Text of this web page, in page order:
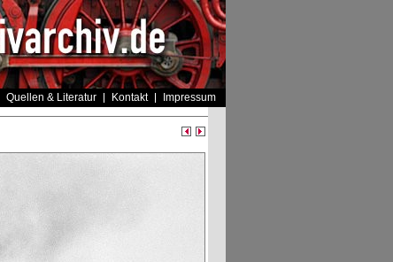
Quellen & Literatur Kontakt Impressum